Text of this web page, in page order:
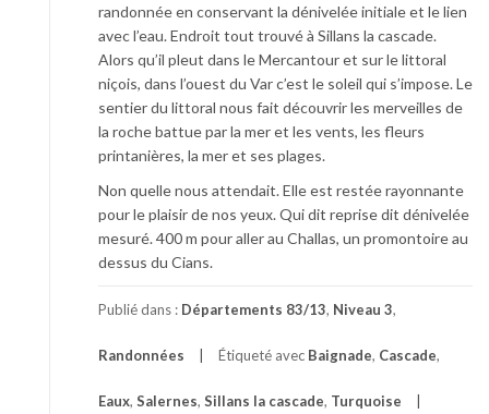
randonnée en conservant la dénivelée initiale et le lien
avec l’eau. Endroit tout trouvé à Sillans la cascade.
Alors qu’il pleut dans le Mercantour et sur le littoral
niçois, dans l’ouest du Var c’est le soleil qui s’impose. Le
sentier du littoral nous fait découvrir les merveilles de
la roche battue par la mer et les vents, les fleurs
printanières, la mer et ses plages.
Non quelle nous attendait. Elle est restée rayonnante
pour le plaisir de nos yeux. Qui dit reprise dit dénivelée
mesuré. 400 m pour aller au Challas, un promontoire au
dessus du Cians.
Publié dans : Départements 83/13, Niveau 3,
Randonnées Étiqueté avec Baignade, Cascade,
Eaux, Salernes, Sillans la cascade, Turquoise